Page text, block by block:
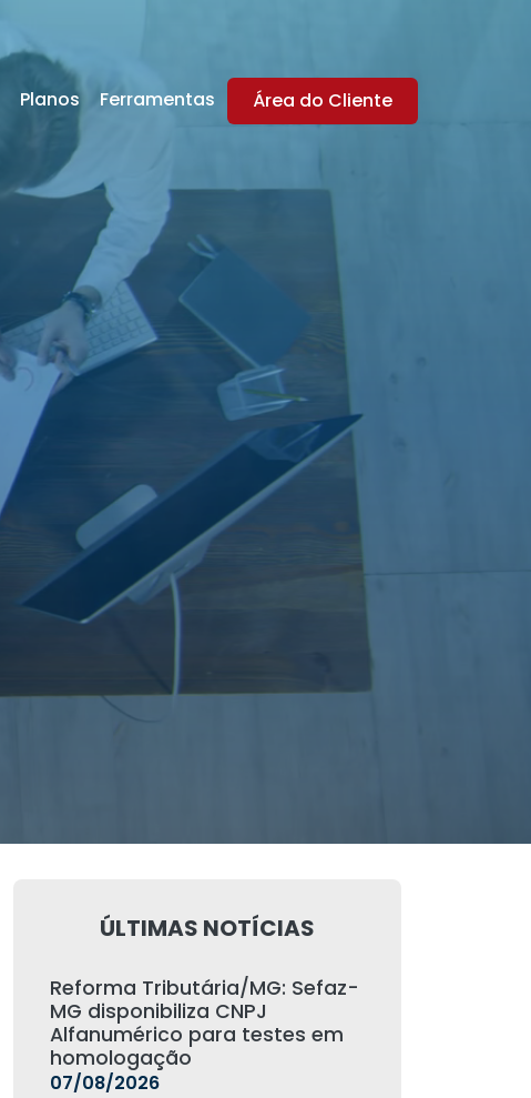
Planos Ferramentas Área do Cliente
ÚLTIMAS NOTÍCIAS
Reforma Tributária/MG: Sefaz-
MG disponibiliza CNPJ
Alfanumérico para testes em
homologação
07/08/2026